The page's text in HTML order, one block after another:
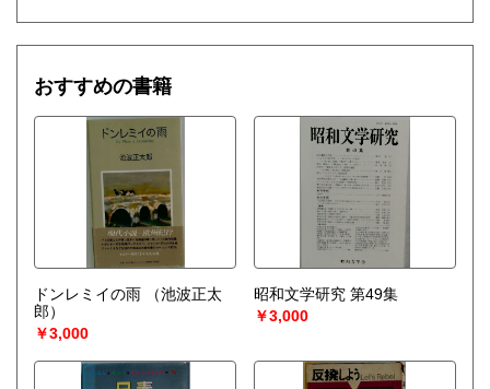
おすすめの書籍
ドンレミイの雨
（池波正太
郎）
￥3,000
昭和文学研究 第49集
￥3,000